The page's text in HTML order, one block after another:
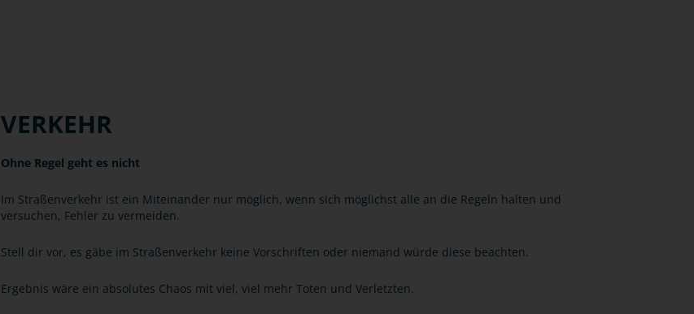
VERKEHR
Ohne Regel geht es nicht
Im Straßenverkehr ist ein Miteinander nur möglich, wenn sich möglichst alle an die Regeln halten und
versuchen, Fehler zu vermeiden.
Stell dir vor, es gäbe im Straßenverkehr keine Vorschriften oder niemand würde diese beachten.
Ergebnis wäre ein absolutes Chaos mit viel, viel mehr Toten und Verletzten.